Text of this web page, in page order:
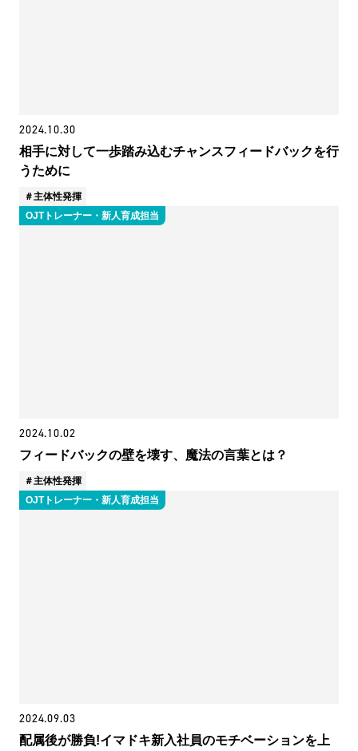
2024.10.30
相手に対して一歩踏み込むチャンスフィードバックを行
うために
主体性発揮
OJTトレーナー・新人育成担当
2024.10.02
フィードバックの壁を壊す、魔法の言葉とは？
主体性発揮
OJTトレーナー・新人育成担当
2024.09.03
配属後が勝負!イマドキ新入社員のモチベーションを上